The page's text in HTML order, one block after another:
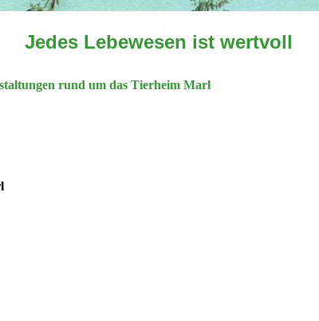
Jedes Lebewesen ist wertvoll
rund um das Tierheim Marl